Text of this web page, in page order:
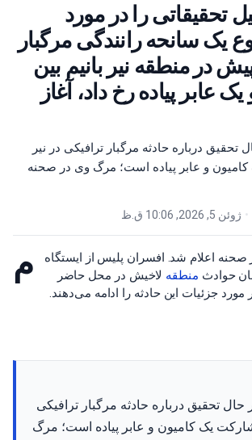
تحقیقاتی را در مورد
یک سانحه رانندگی مرگبار
در منطقه نیر بانیم بین
عابر پیاده رخ داد، آغاز
تحقیق درباره حادثه مرگبار ترافیکی در نیر
کامیون و عابر پیاده است؛ مرگ وی در صحنه
• ژوئن 5, 2026, 10:06 ق.ظ
م
صحنه اعلام شد. افسران پلیس از ایستگاه
حوادث منطقه لاخیش در محل حاضر
جزئیات این حادثه را ادامه می‌دهند.
حال تحقیق درباره حادثه مرگبار ترافیکی
یک کامیون و عابر پیاده است؛ مرگ